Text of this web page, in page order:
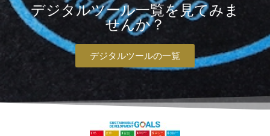
デジタルツール一覧を見てみま
せんか？
デジタルツールの一覧